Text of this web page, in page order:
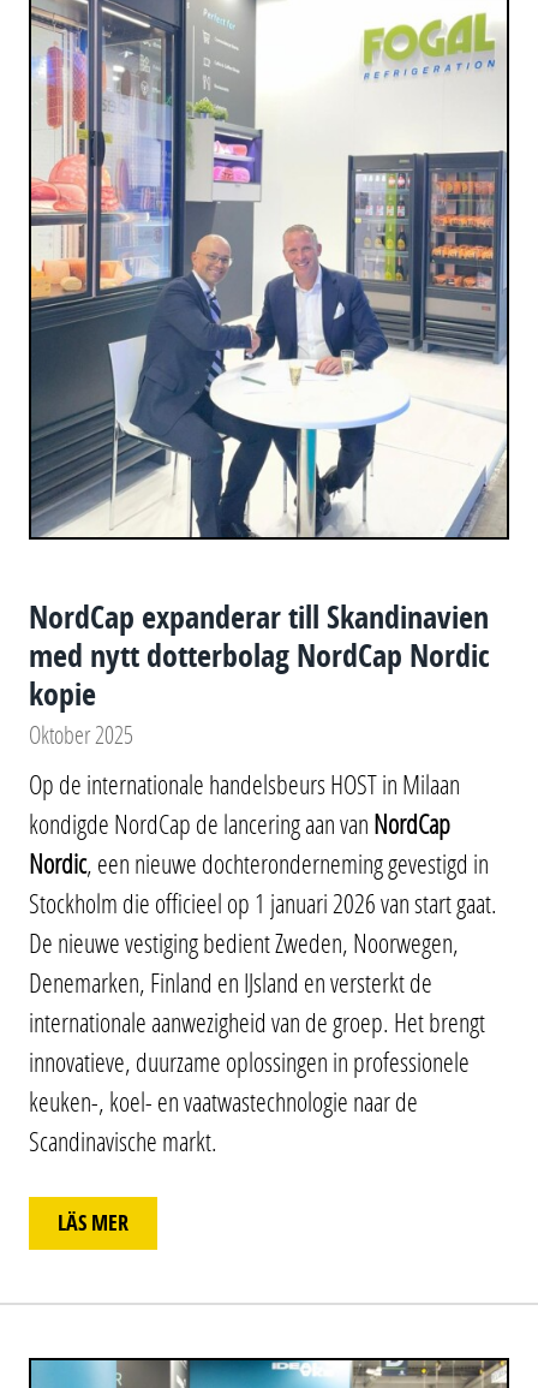
NordCap expanderar till Skandinavien
med nytt dotterbolag NordCap Nordic
kopie
Oktober 2025
Op de internationale handelsbeurs HOST in Milaan
kondigde NordCap de lancering aan van NordCap
Nordic, een nieuwe dochteronderneming gevestigd in
Stockholm die officieel op 1 januari 2026 van start gaat.
De nieuwe vestiging bedient Zweden, Noorwegen,
Denemarken, Finland en IJsland en versterkt de
internationale aanwezigheid van de groep. Het brengt
innovatieve, duurzame oplossingen in professionele
keuken-, koel- en vaatwastechnologie naar de
Scandinavische markt.
LÄS MER